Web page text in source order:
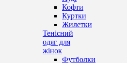
Кофти
Куртки
Жилетки
Тенісний
одяг для
жінок
Футболки